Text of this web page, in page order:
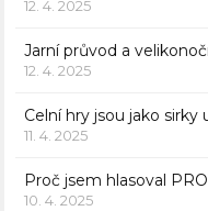
12. 4. 2025
Jarní průvod a
12. 4. 2025
Celní hry jsou jako sirky
11. 4. 2025
Proč jsem hlasoval
10. 4. 2025